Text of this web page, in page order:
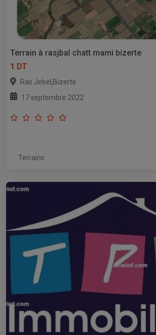
Terrain à rasjbal chatt mami bizerte
1 DT
Ras Jebel ,Bizerte
17 septembre 2022
Terrains